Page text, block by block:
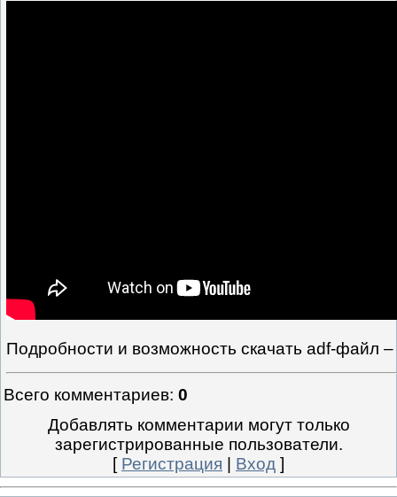
Подробности и возможность скачать adf-файл –
Всего комментариев: 0
Добавлять комментарии могут только
зарегистрированные пользователи.
[ Регистрация Вход ]